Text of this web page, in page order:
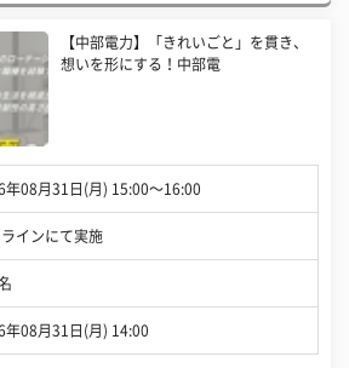
【中部電力】「きれいごと」を貫き、
想いを形にする！中部電
年08月31日(月) 15:00〜16:00
インにて実施
年08月31日(月) 14:00